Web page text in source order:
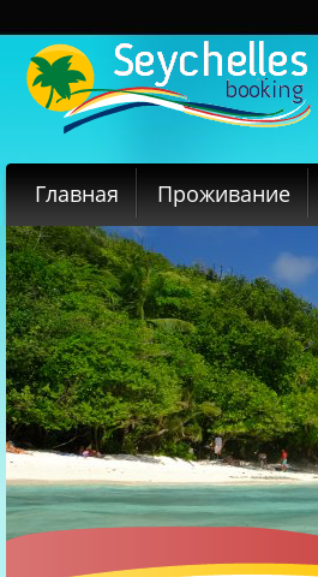
Главная Проживание